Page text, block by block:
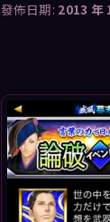
發佈日期: 2013 年